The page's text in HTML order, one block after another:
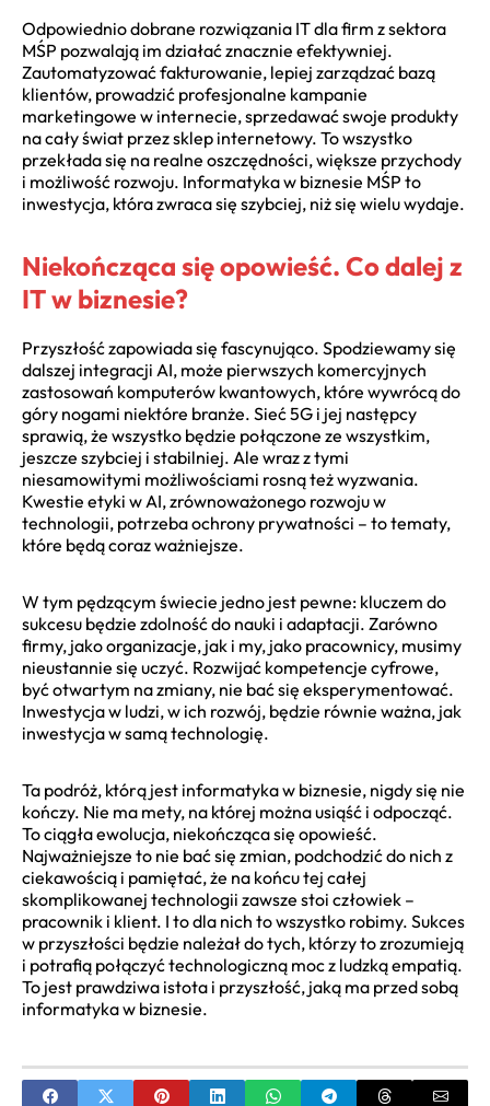
Odpowiednio dobrane rozwiązania IT dla firm z sektora
MŚP pozwalają im działać znacznie efektywniej.
Zautomatyzować fakturowanie, lepiej zarządzać bazą
klientów, prowadzić profesjonalne kampanie
marketingowe w internecie, sprzedawać swoje produkty
na cały świat przez sklep internetowy. To wszystko
przekłada się na realne oszczędności, większe przychody
i możliwość rozwoju. Informatyka w biznesie MŚP to
inwestycja, która zwraca się szybciej, niż się wielu wydaje.
Niekończąca się opowieść. Co dalej z
IT w biznesie?
Przyszłość zapowiada się fascynująco. Spodziewamy się
dalszej integracji AI, może pierwszych komercyjnych
zastosowań komputerów kwantowych, które wywrócą do
góry nogami niektóre branże. Sieć 5G i jej następcy
sprawią, że wszystko będzie połączone ze wszystkim,
jeszcze szybciej i stabilniej. Ale wraz z tymi
niesamowitymi możliwościami rosną też wyzwania.
Kwestie etyki w AI, zrównoważonego rozwoju w
technologii, potrzeba ochrony prywatności – to tematy,
które będą coraz ważniejsze.
W tym pędzącym świecie jedno jest pewne: kluczem do
sukcesu będzie zdolność do nauki i adaptacji. Zarówno
firmy, jako organizacje, jak i my, jako pracownicy, musimy
nieustannie się uczyć. Rozwijać kompetencje cyfrowe,
być otwartym na zmiany, nie bać się eksperymentować.
Inwestycja w ludzi, w ich rozwój, będzie równie ważna, jak
inwestycja w samą technologię.
Ta podróż, którą jest informatyka w biznesie, nigdy się nie
kończy. Nie ma mety, na której można usiąść i odpocząć.
To ciągła ewolucja, niekończąca się opowieść.
Najważniejsze to nie bać się zmian, podchodzić do nich z
ciekawością i pamiętać, że na końcu tej całej
skomplikowanej technologii zawsze stoi człowiek –
pracownik i klient. I to dla nich to wszystko robimy. Sukces
w przyszłości będzie należał do tych, którzy to zrozumieją
i potrafią połączyć technologiczną moc z ludzką empatią.
To jest prawdziwa istota i przyszłość, jaką ma przed sobą
informatyka w biznesie.